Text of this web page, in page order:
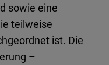
sowie eine
teilweise
ist. Die
–